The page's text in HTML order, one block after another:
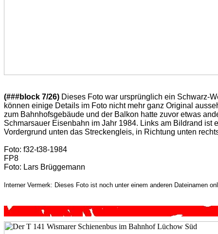
(###block 7/26) Dieses Foto war ursprünglich ein Schwarz-
können einige Details im Foto nicht mehr ganz Original
zum Bahnhofsgebäude und der Balkon hatte zuvor etwas
Schmarsauer Eisenbahn im Jahr 1984. Links am Bildrand
Vordergrund unten das Streckengleis, in Richtung unten
Foto: f32-t38-1984
FP8
Foto: Lars Brüggemann
Interner Vermerk: Dieses Foto ist noch unter einem anderen Dateinamen